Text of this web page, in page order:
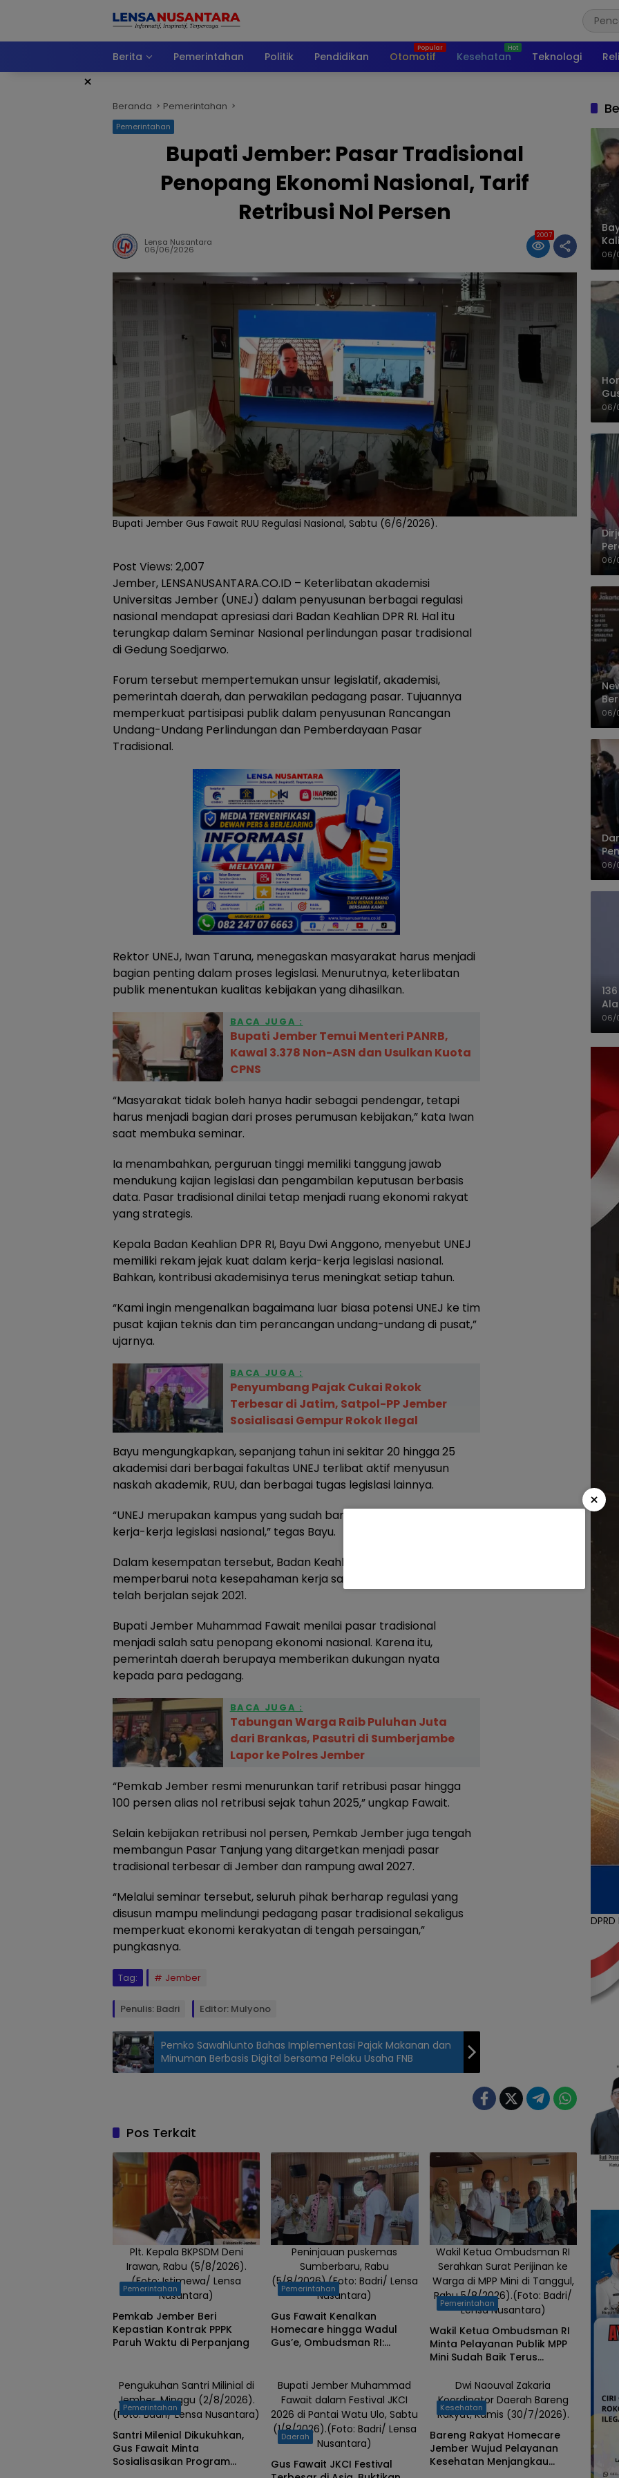
Berita
Pemerintahan Politik Pendidikan Otomotif Kesehatan Teknologi
×
Beranda Pemerintahan
Pemerintahan
Bupati Jember: Pasar Tradisional
Penopang Ekonomi Nasional, Tarif
Retribusi Nol Persen
Lensa Nusantara
06/06/2026
2007
Bupati Jember Gus Fawait RUU Regulasi Nasional, Sabtu (6/6/2026).
Post Views: 2,007
Jember, LENSANUSANTARA.CO.ID – Keterlibatan akademisi
Universitas Jember (UNEJ) dalam penyusunan berbagai regulasi
nasional mendapat apresiasi dari Badan Keahlian DPR RI. Hal itu
terungkap dalam Seminar Nasional perlindungan pasar tradisional
di Gedung Soedjarwo.
Forum tersebut mempertemukan unsur legislatif, akademisi,
pemerintah daerah, dan perwakilan pedagang pasar. Tujuannya
memperkuat partisipasi publik dalam penyusunan Rancangan
Undang-Undang Perlindungan dan Pemberdayaan Pasar
Tradisional.
Rektor UNEJ, Iwan Taruna, menegaskan masyarakat harus menjadi
bagian penting dalam proses legislasi. Menurutnya, keterlibatan
publik menentukan kualitas kebijakan yang dihasilkan.
BACA JUGA :
Bupati Jember Temui Menteri PANRB,
Kawal 3.378 Non-ASN dan Usulkan Kuota
CPNS
“Masyarakat tidak boleh hanya hadir sebagai pendengar, tetapi
harus menjadi bagian dari proses perumusan kebijakan,” kata Iwan
saat membuka seminar.
Ia menambahkan, perguruan tinggi memiliki tanggung jawab
mendukung kajian legislasi dan pengambilan keputusan berbasis
data. Pasar tradisional dinilai tetap menjadi ruang ekonomi rakyat
yang strategis.
Kepala Badan Keahlian DPR RI, Bayu Dwi Anggono, menyebut UNEJ
memiliki rekam jejak kuat dalam kerja-kerja legislasi nasional.
Bahkan, kontribusi akademisinya terus meningkat setiap tahun.
“Kami ingin mengenalkan bagaimana luar biasa potensi UNEJ ke tim
pusat kajian teknis dan tim perancangan undang-undang di pusat,”
ujarnya.
BACA JUGA :
Penyumbang Pajak Cukai Rokok
Terbesar di Jatim, Satpol-PP Jember
Sosialisasi Gempur Rokok Ilegal
Bayu mengungkapkan, sepanjang tahun ini sekitar 20 hingga 25
akademisi dari berbagai fakultas UNEJ terlibat aktif menyusun
naskah akademik, RUU, dan berbagai tugas legislasi lainnya.
“UNEJ merupakan kampus yang sudah banyak terlibat dalam
kerja-kerja legislasi nasional,” tegas Bayu.
Dalam kesempatan tersebut, Badan Keahlian DPR RI dan UNEJ juga
memperbarui nota kesepahaman kerja sama yang sebelumnya
telah berjalan sejak 2021.
Bupati Jember Muhammad Fawait menilai pasar tradisional
menjadi salah satu penopang ekonomi nasional. Karena itu,
pemerintah daerah berupaya memberikan dukungan nyata
kepada para pedagang.
BACA JUGA :
Tabungan Warga Raib Puluhan Juta
dari Brankas, Pasutri di Sumberjambe
Lapor ke Polres Jember
“Pemkab Jember resmi menurunkan tarif retribusi pasar hingga
100 persen alias nol retribusi sejak tahun 2025,” ungkap Fawait.
Selain kebijakan retribusi nol persen, Pemkab Jember juga tengah
membangun Pasar Tanjung yang ditargetkan menjadi pasar
tradisional terbesar di Jember dan rampung awal 2027.
“Melalui seminar tersebut, seluruh pihak berharap regulasi yang
disusun mampu melindungi pedagang pasar tradisional sekaligus
memperkuat ekonomi kerakyatan di tengah persaingan,”
pungkasnya.
Tag: Jember
Penulis: Badri Editor: Mulyono
RUU
Nasional,
Sabtu
(6/6/2026).
Pemko Sawahlunto Bahas Implementasi Pajak Makanan dan
Minuman Berbasis Digital bersama Pelaku Usaha FNB
Pos Terkait
Plt. Kepala BKPSDM Deni
Irawan, Rabu (5/8/2026).
(Foto: Istimewa/ Lensa
Nusantara)
Pemerintahan
Pemkab Jember Beri
Kepastian Kontrak PPPK
Paruh Waktu di Perpanjang
Peninjauan puskemas
Sumberbaru, Rabu
(5/8/2026).(Foto: Badri/ Lensa
Nusantara)
Pemerintahan
Gus Fawait Kenalkan
Homecare hingga Wadul
Gus’e, Ombudsman RI:
Wakil Ketua Ombudsman RI
Serahkan Surat Perijinan ke
Warga di MPP Mini di Tanggul,
Rabu 5/8/2026).(Foto: Badri/
Lensa Nusantara)
Pemerintahan
Wakil Ketua Ombudsman RI
Minta Pelayanan Publik MPP
Mini Sudah Baik Terus
Pengukuhan Santri Milinial di
Jember, Minggu (2/8/2026).
(Foto: Badri/ Lensa Nusantara)
Pemerintahan
Santri Milenial Dikukuhkan,
Gus Fawait Minta
Sosialisasikan Program
Bupati Jember Muhammad
Fawait dalam Festival JKCI
2026 di Pantai Watu Ulo, Sabtu
(1/8/2026).(Foto: Badri/ Lensa
Nusantara)
Daerah
Gus Fawait JKCI Festival
Dwi Naouval Zakaria
Koordinator Daerah Bareng
Rakyat, Kamis (30/7/2026).
Kesehatan
Bareng Rakyat Homecare
Jember Wujud Pelayanan
Kesehatan Menjangkau
06/
06/
06/
06/
06/
06/
×